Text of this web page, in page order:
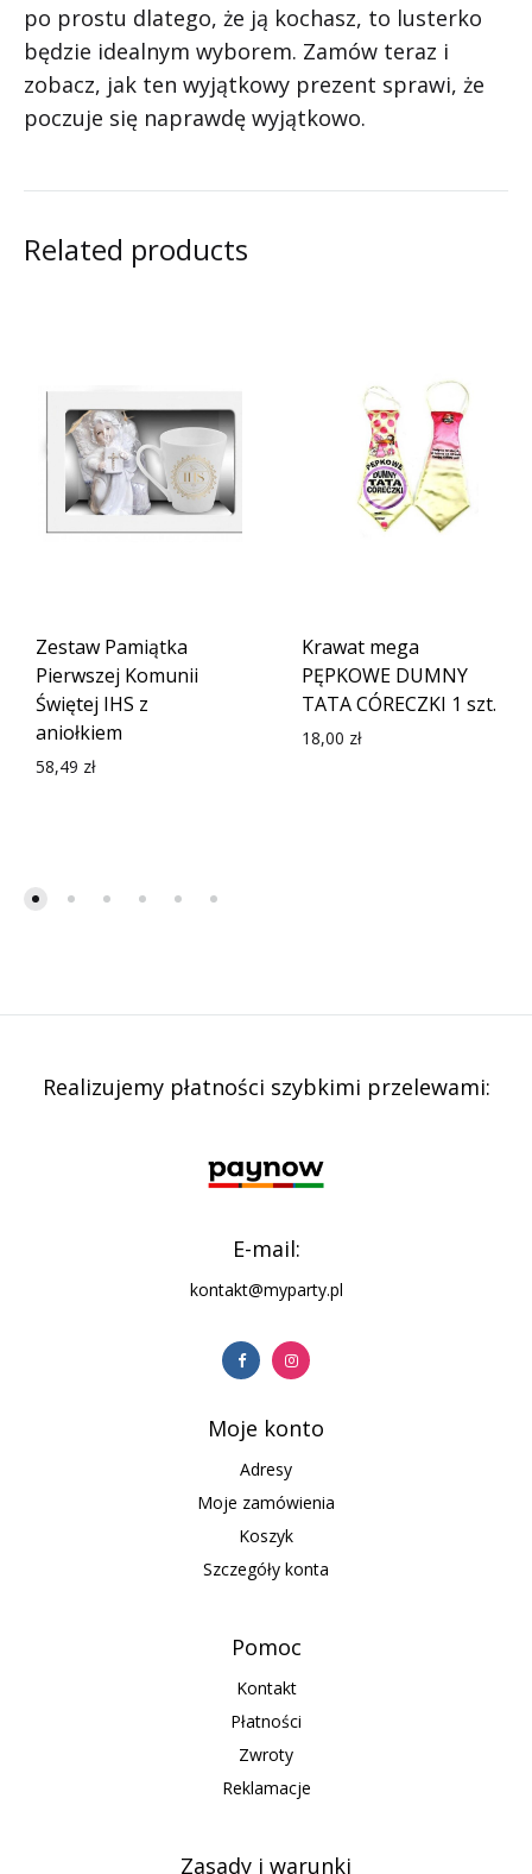
po prostu dlatego, że ją kochasz, to lusterko
będzie idealnym wyborem. Zamów teraz i
zobacz, jak ten wyjątkowy prezent sprawi, że
poczuje się naprawdę wyjątkowo.
Related products
Zestaw Pamiątka
Pierwszej Komunii
Świętej IHS z
aniołkiem
58,49 zł
Krawat mega
PĘPKOWE DUMNY
TATA CÓRECZKI 1 szt.
18,00 zł
Realizujemy płatności szybkimi przelewami:
E-mail:
kontakt@myparty.pl
Moje konto
Adresy
Moje zamówienia
Koszyk
Szczegóły konta
Pomoc
Kontakt
Płatności
Zwroty
Reklamacje
Zasady i warunki